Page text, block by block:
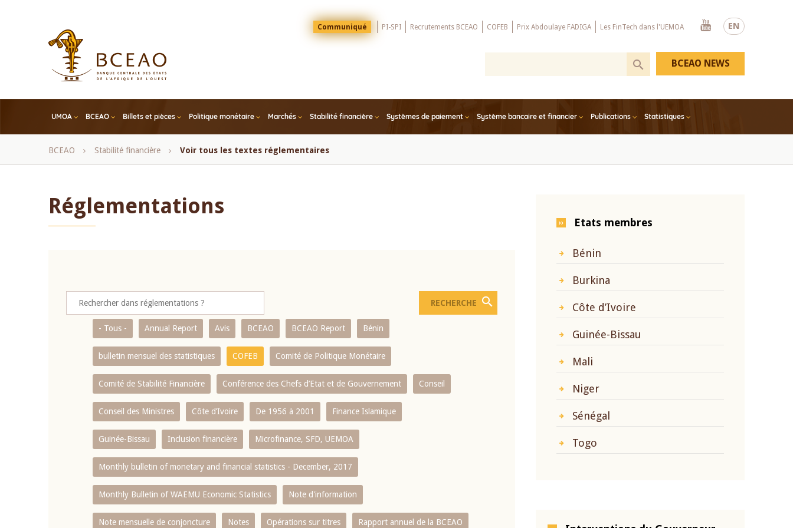
EN
Menu
Top
Communiqué PI-SPI Recrutements BCEAO COFEB Prix Abdoulaye FADIGA Les FinTech dans l'UEMOA
Youtube
UMOA BCEAO Billets et pièces Politique monétaire Marchés Stabilité financière Systèmes de paiement Système bancaire et financier Publications Statistiques
BCEAO NEWS
Fil
BCEAO Stabilité financière Voir tous les textes réglementaires
Réglementations
- Tous - Annual Report Avis BCEAO BCEAO Report Bénin
bulletin mensuel des statistiques COFEB Comité de Politique Monétaire
Comité de Stabilité Financière Conférence des Chefs d’Etat et de Gouvernement Conseil
Conseil des Ministres Côte d’Ivoire De 1956 à 2001 Finance Islamique
Guinée-Bissau Inclusion financière Microfinance, SFD, UEMOA
Monthly bulletin of monetary and financial statistics - December, 2017
Monthly Bulletin of WAEMU Economic Statistics Note d'information
Note mensuelle de conjoncture Notes Opérations sur titres Rapport annuel de la BCEAO
Etats membres
Bénin
Burkina
Côte d’Ivoire
Guinée-Bissau
Mali
Niger
Sénégal
Togo